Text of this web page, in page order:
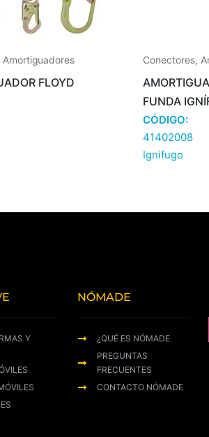
Amortiguadores
FLOYD
Conectores,
FUNDA
CÓDIGO:
41402008
Ignifugo
Y
NÓMADE
¿QUÉ ES NÓMADE
PREGUNTAS
FRECUENTES
CONTACTO NÓMADE